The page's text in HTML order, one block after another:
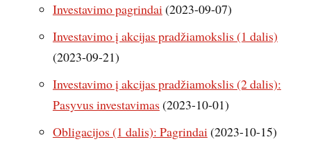
Investavimo pagrindai(2023-09-07)
Investavimo į akcijas pradžiamokslis (1 dalis)
(2023-09-21)
Investavimo į akcijas pradžiamokslis (2 dalis):
Pasyvus investavimas (2023-10-01)
Obligacijos (1 dalis): Pagrindai(2023-10-15)